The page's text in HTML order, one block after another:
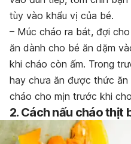
tùy vào khẩu vị của bé.
– Múc cháo ra bát, đợi
ăn dành cho bé ăn dặm
khi cháo còn ấm. Trong
hay chưa ăn được thức
cháo cho mịn trước khi
2. Cách nấu cháo thịt